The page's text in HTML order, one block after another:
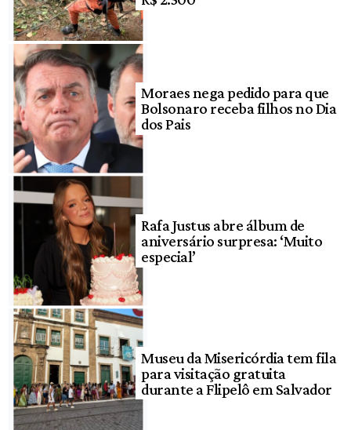
Moraes nega pedido para que
Bolsonaro receba filhos no Dia
dos Pais
Rafa Justus abre álbum de
aniversário surpresa: ‘Muito
especial’
Museu da Misericórdia tem fila
para visitação gratuita
durante a Flipelô em Salvador